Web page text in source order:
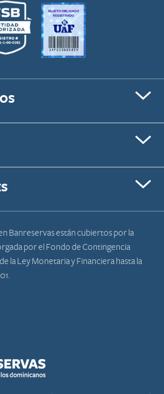
Banreservas están cubiertos por la
por el Fondo de Contingencia
la Ley Monetaria y Financiera hasta la